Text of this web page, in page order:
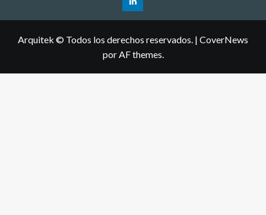
Arquitek © Todos los derechos reservados. | CoverNews
por AF themes.